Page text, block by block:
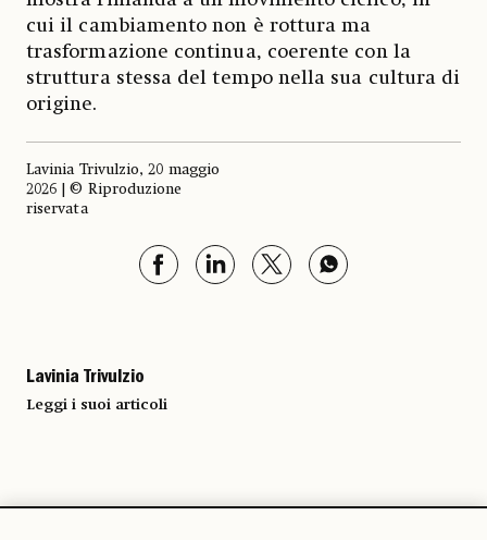
cui il cambiamento non è rottura ma
trasformazione continua, coerente con la
struttura stessa del tempo nella sua cultura di
origine.
Lavinia Trivulzio, 20 maggio
2026 | © Riproduzione
riservata
Lavinia Trivulzio
Leggi i suoi articoli